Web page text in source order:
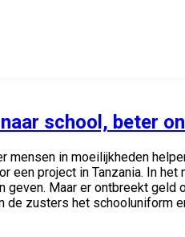
school, beter
in moeilijkheden
een project in Tanzania. In
Maar er ontbreekt
de zusters het